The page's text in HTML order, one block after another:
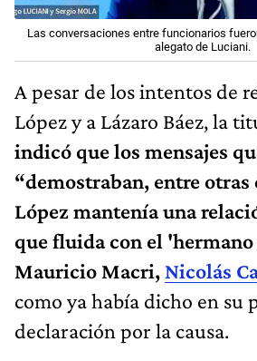
Las conversaciones entre funcionarios
alegato de Luciani.
A pesar de los intentos de
López y a Lázaro Báez, la
indicó que los mensajes
“demostraban, entre otras
López mantenía una
que fluida con el
Mauricio Macri, Nicolás
como ya había dicho en su
declaración por la causa.